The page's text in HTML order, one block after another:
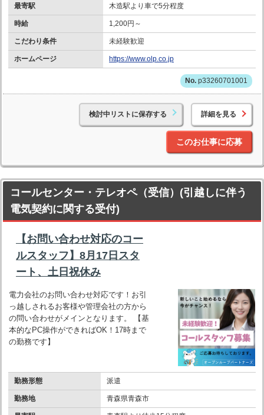
最寄駅 木造駅より車で5分程度
時給 1,200円～
こだわり条件 未経験歓迎
ホームページ https://www.olp.co.jp
p33260701001
検討中リストに保存する 詳細を見る
このお仕事に応募
コールセンター・テレオペ（受信）(引越しに伴う
電気契約に関する受付)
【お問い合わせ対応のコー
ルスタッフ】8月17日スタ
ート、土日祝休み
電力会社のお問い合わせ対応です！お引
っ越しされるお客様や管理会社の方から
の問い合わせがメインとなります。 【基
本的なPC操作ができればOK！17時まで
の勤務です】
勤務形態 派遣
勤務地 青森県青森市